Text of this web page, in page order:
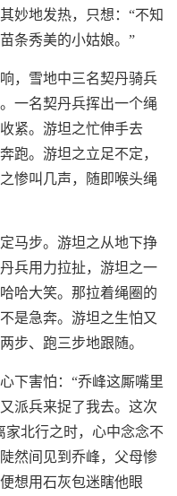
妙地发热，只想：“不知
条秀美的小姑娘。”
，雪地中三名契丹骑兵
一名契丹兵挥出一个绳
紧。游坦之忙伸手去
跑。游坦之立足不定，
惨叫几声，随即喉头绳
马步。游坦之从地下挣
兵用力拉扯，游坦之一
哈大笑。那拉着绳圈的
是急奔。游坦之生怕又
步、跑三步地跟随。
下害怕：“乔峰这厮嘴里
派兵来捉了我去。这次
家北行之时，心中念念不
然间见到乔峰，父母惨
想用石灰包迷瞎他眼